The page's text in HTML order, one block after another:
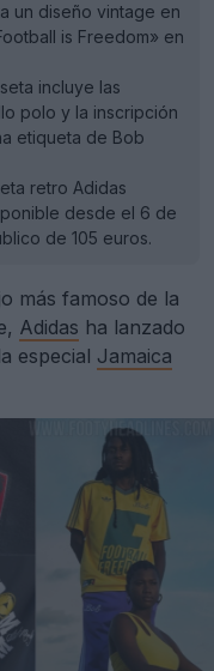
un diseño vintage en
is Freedom» en
incluye las
polo y la inscripción
etiqueta de Bob
retro Adidas
desde el 6 de
de 105 euros.
más famoso de la
Adidas ha lanzado
especial Jamaica